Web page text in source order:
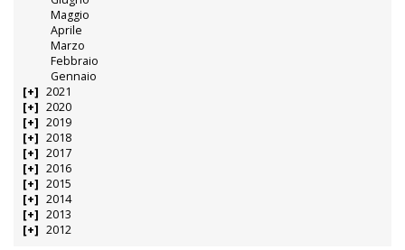
Maggio
Aprile
Marzo
Febbraio
Gennaio
2021
2020
2019
2018
2017
2016
2015
2014
2013
2012